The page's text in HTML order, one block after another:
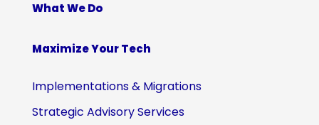
What We Do
Maximize Your Tech
Implementations & Migrations
Strategic Advisory Services